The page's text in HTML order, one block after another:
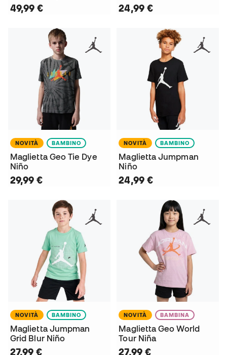
49,99 € 24,99 €
NOVITÀ BAMBINO
Maglietta Geo Tie Dye
Niño
29,99 €
NOVITÀ BAMBINO
Maglietta Jumpman
Niño
24,99 €
NOVITÀ BAMBINO
Maglietta Jumpman
Grid Blur Niño
27,99 €
NOVITÀ BAMBINA
Maglietta Geo World
Tour Niña
27,99 €